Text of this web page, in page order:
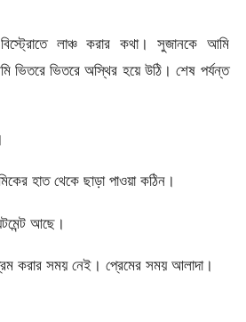
লাঞ্চ করার কথা। সুজানকে আমি
ভিতরে ভিতরে অস্থির হয়ে উঠি। শেষ পর্যন্ত
হাত থেকে ছাড়া পাওয়া কঠিন।
আছে।
করার সময় নেই। প্রেমের সময় আলাদা।